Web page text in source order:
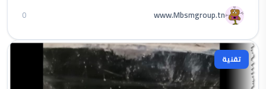
www.Mbsmgroup.tn
0
تقنية